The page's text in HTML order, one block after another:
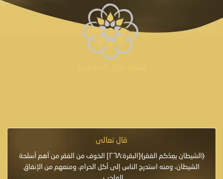
قال تعالى
﴿الشيطان يعِدُكم الفقر﴾[البقرة:٢٦٨] الخوف من الفقر من أهم أسلحة
الشيطان، ومنه استدرج الناس إلى أكل الحرام، ومنعهم من الإنفاق
الواجب .